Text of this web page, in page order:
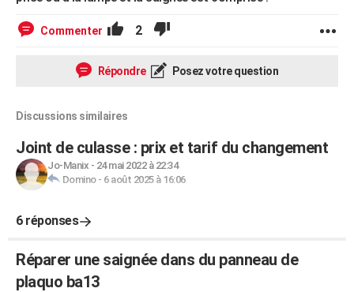
Commenter 2
Répondre Posez votre question
Discussions similaires
Joint de culasse : prix et tarif du changement
Jo-Manix - 24 mai 2022 à 22:34
Domino- 6 août 2025 à 16:06
6 réponses
Réparer une saignée dans du panneau de
plaquo ba13